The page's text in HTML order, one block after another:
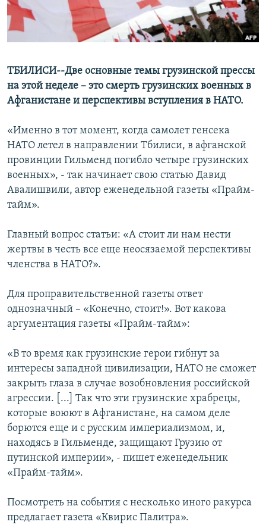
СПОРТ
МИР
БЛОГИ
ГОЛОСА
АРХИВ РАДИОПРОГРАММЫ
ТБИЛИСИ--Две основные темы грузинской прессы
на этой неделе – это смерть грузинских военных в
Афганистане и перспективы вступления в НАТО.
«Именно в тот момент, когда самолет генсека
НАТО летел в направлении Тбилиси, в афганской
провинции Гильменд погибло четыре грузинских
военных», - так начинает свою статью Давид
Авалишвили, автор еженедельной газеты «Прайм-
тайм».
Главный вопрос статьи: «А стоит ли нам нести
жертвы в честь все еще неосязаемой перспективы
членства в НАТО?».
Для проправительственной газеты ответ
однозначный – «Конечно, стоит!». Вот какова
аргументация газеты «Прайм-тайм»:
«В то время как грузинские герои гибнут за
интересы западной цивилизации, НАТО не сможет
закрыть глаза в случае возобновления российской
агрессии. [...] Так что эти грузинские храбрецы,
которые воюют в Афганистане, на самом деле
борются еще и с русским империализмом, и,
находясь в Гильменде, защищают Грузию от
путинской империи», - пишет еженедельник
«Прайм-тайм».
Посмотреть на события с несколько иного ракурса
предлагает газета «Квирис Палитра».